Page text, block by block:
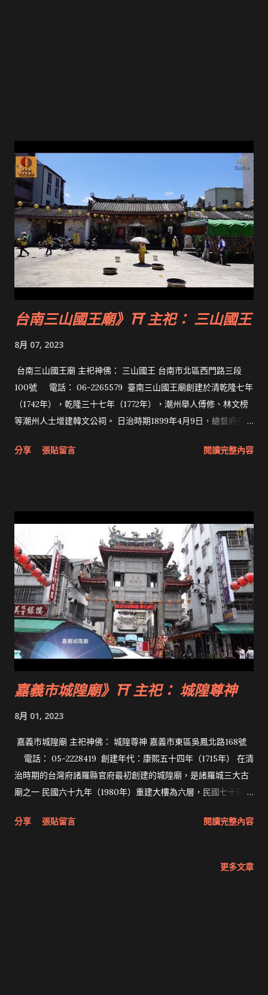
台南三山國王廟》⛩ 主祀： 三山國王
8月 07, 2023
台南三山國王廟 主祀神佛： 三山國王 台南市北區西門路三段
100號 電話： 06-2265579 臺南三山國王廟創建於清乾隆七年
（1742年），乾隆三十七年（1772年），潮州舉人傅修、林文榜
等潮州人士增建韓文公祠。 日治時期1899年4月9日，總督府在此
學校設立台南分校」，並遷到赤崁樓。 1994年時，由政府出資進
分享 張貼留言 閱讀完整內容
嘉義市城隍廟》⛩ 主祀： 城隍尊神
8月 01, 2023
嘉義市城隍廟 主祀神佛： 城隍尊神 嘉義市東區吳鳳北路168號
電話： 05-2228419 創建年代：康熙五十四年（1715年） 在清
治時期的台灣府諸羅縣官府最初創建的城隍廟，是諸羅城三大古
廟之一 民國六十九年（1980年）重建大樓為六層，民國七十四年
分享 張貼留言 閱讀完整內容
更多文章